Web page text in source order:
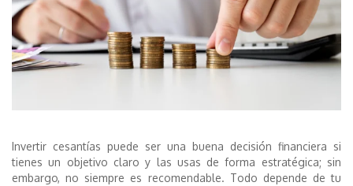
Invertir cesantías puede ser una buena decisión financiera si
tienes un objetivo claro y las usas de forma estratégica; sin
embargo, no siempre es recomendable. Todo depende de tu